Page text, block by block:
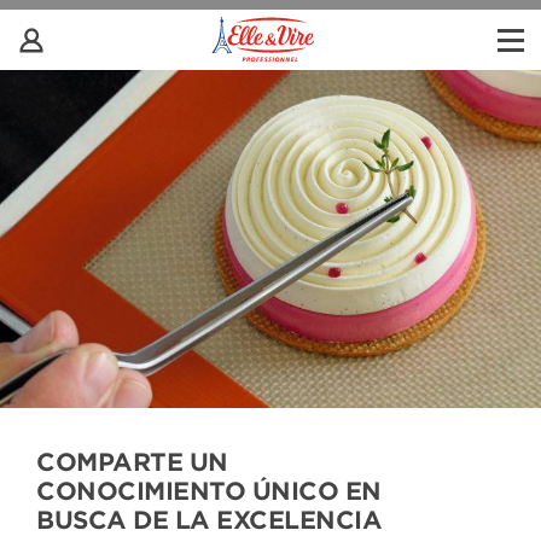
COMPARTE UN
CONOCIMIENTO ÚNICO EN
BUSCA DE LA EXCELENCIA